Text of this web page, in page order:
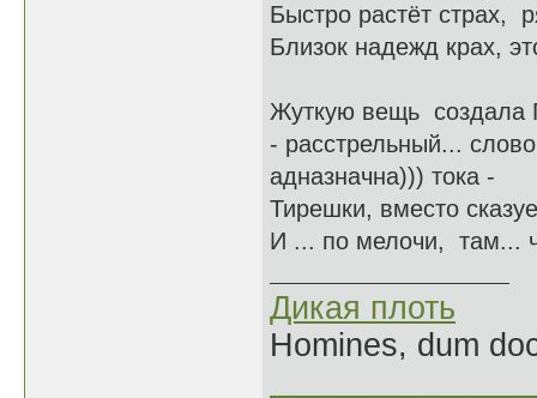
Быстро растёт страх,
Близок надежд крах,
Жуткую вещь создала
- расстрельный...
адназначна))) тока -
Тирешки, вместо
И ... по мелочи, там...
Дикая плоть
Homines, dum